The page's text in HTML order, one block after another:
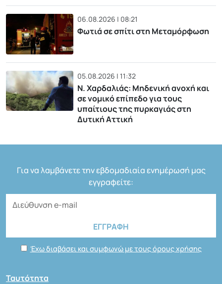
06.08.2026 | 08:21
Φωτιά σε σπίτι στη Μεταμόρφωση
05.08.2026 | 11:32
Ν. Χαρδαλιάς: Μηδενική ανοχή και
σε νομικό επίπεδο για τους
υπαίτιους της πυρκαγιάς στη
Δυτική Αττική
Για να λαμβάνετε την εβδομαδιαία ενημέρωσή μας
εγγραφείτε:
Έχω διαβάσει και συμφωνώ με τους όρους χρήσης
Ταυτότητα